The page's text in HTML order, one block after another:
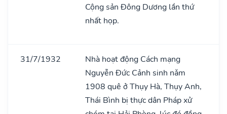
Cộng sản Đông Dương lần thứ
nhất họp.
31/7/1932
Nhà hoạt động Cách mạng
Nguyễn Đức Cảnh sinh nǎm
1908 quê ở Thụy Hà, Thụy Anh,
Thái Bình bị thực dân Pháp xử